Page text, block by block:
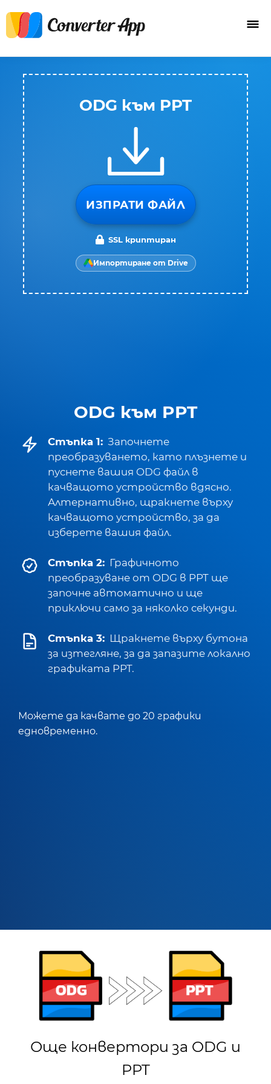
ODG към PPT
Стъпка 1: Започнете
преобразуването, като плъзнете и
пуснете вашия ODG файл в
качващото устройство вдясно.
Алтернативно, щракнете върху
качващото устройство, за да
изберете вашия файл.
Стъпка 2: Графичното
преобразуване от ODG в PPT ще
започне автоматично и ще
приключи само за няколко секунди.
Стъпка 3: Щракнете върху бутона
за изтегляне, за да запазите локално
графиката PPT.
Можете да качвате до 20 графики
едновременно.
ODG към PPT
ИЗПРАТИ ФАЙЛ
SSL криптиран
Импортиране от Drive
Още конвертори за ODG и
PPT